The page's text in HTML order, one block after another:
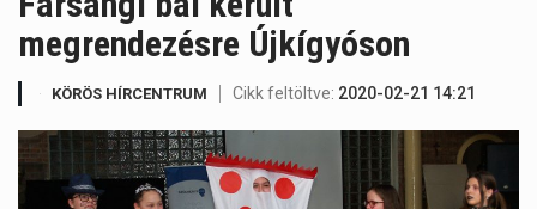
megrendezésre Újkígyóson
KÖRÖS HÍRCENTRUM Cikk feltöltve: 2020-02-21 14:21